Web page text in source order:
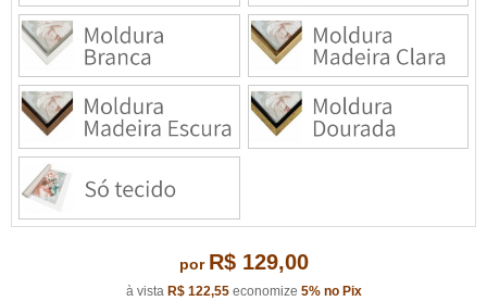
por R$ 129,00
à vista R$ 122,55economize 5% no Pix